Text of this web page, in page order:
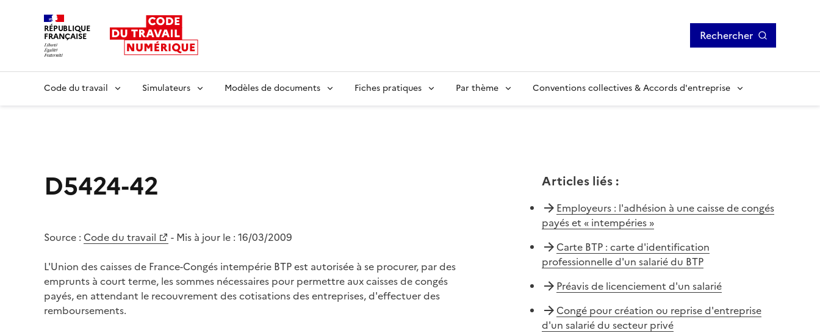
RÉPUBLIQUE
FRANÇAISE Rechercher
Code du travail Simulateurs Modèles de documents Fiches pratiques Par thème Conventions collectives & Accords d'entreprise
D5424-42
Source : Code du travail - Mis à jour le : 16/03/2009
L'Union des caisses de France-Congés intempérie BTP est autorisée à se procurer, par des
emprunts à court terme, les sommes nécessaires pour permettre aux caisses de congés
payés, en attendant le recouvrement des cotisations des entreprises, d'effectuer des
remboursements.
Articles liés:
Employeurs : l'adhésion à une caisse de congés
payés et « intempéries »
Carte BTP : carte d'identification
professionnelle d'un salarié du BTP
Préavis de licenciement d'un salarié
Congé pour création ou reprise d'entreprise
d'un salarié du secteur privé